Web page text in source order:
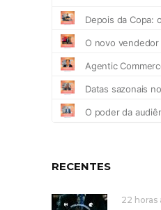
RECENTES
22 horas